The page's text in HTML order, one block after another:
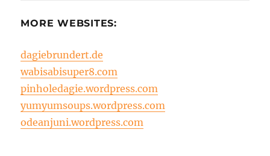
MORE WEBSITES:
dagiebrundert.de
wabisabisuper8.com
pinholedagie.wordpress.com
yumyumsoups.wordpress.com
odeanjuni.wordpress.com